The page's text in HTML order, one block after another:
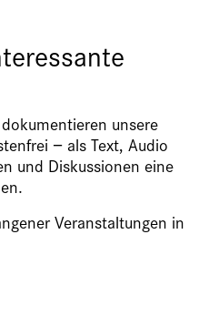
unsere
− als Text, Audio
und Diskussionen eine
Veranstaltungen in